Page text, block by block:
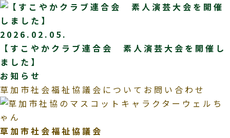
2026.02.05.
【すこやかクラブ連合会 素人演芸大会を開催し
ました】
お知らせ
草加市社会福祉協議会についてお問い合わせ
草加市社会福祉協議会